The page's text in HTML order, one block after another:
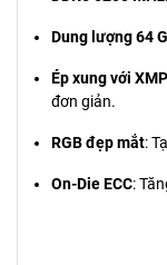
Dung lượng 64
Ép xung với
đơn giản.
RGB đẹp mắt:
On-Die ECC: